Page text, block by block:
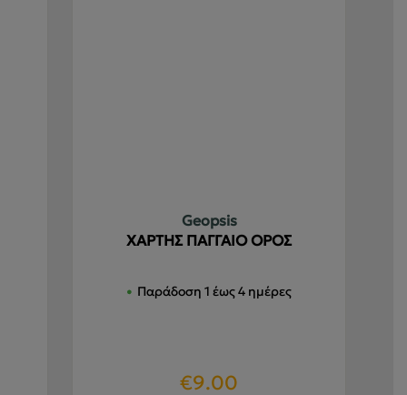
Geopsis
ΧΑΡΤΗΣ ΠΑΓΓΑΙΟ ΟΡΟΣ
Παράδοση 1 έως 4 ημέρες
€9.00